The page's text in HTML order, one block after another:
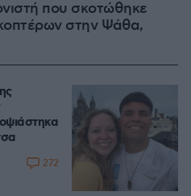
που σκοτώθηκε
στην Ψάθα,
272